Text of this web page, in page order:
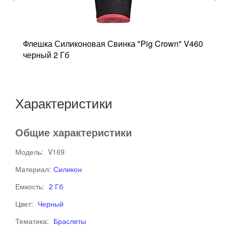
Флешка Силиконовая Свинка "Pig Crown" V460
черный 2 Гб
Характеристики
Общие характеристики
Модель: V169
Материал: Силикон
Емкость: 2 Гб
Цвет: Черный
Тематика: Браслеты